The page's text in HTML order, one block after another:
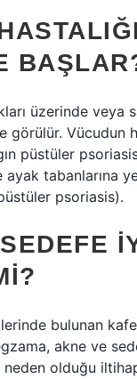
üzerinde veya
görülür. Vücudun
püstüler
tabanlarına
psoriasis).
bulunan
akne ve
neden olduğu